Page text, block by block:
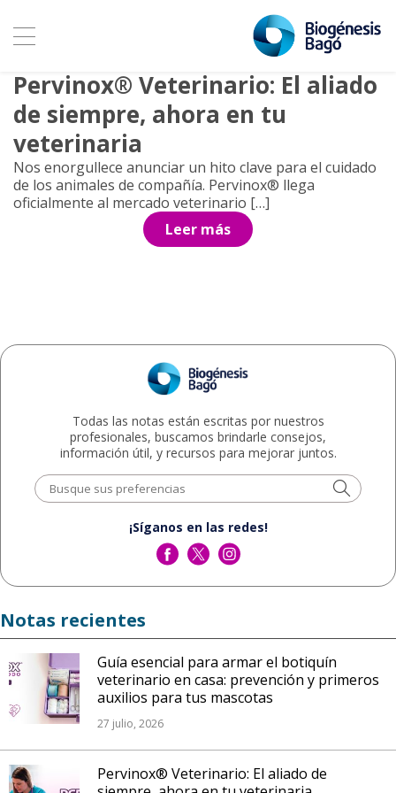
Archivo de etiquetas:
iodopovidona
Pervinox® Veterinario: El aliado
de siempre, ahora en tu
veterinaria
Nos enorgullece anunciar un hito clave para el cuidado
de los animales de compañía. Pervinox® llega
oficialmente al mercado veterinario […]
Leer más
Todas las notas están escritas por nuestros
profesionales, buscamos brindarle consejos,
información útil, y recursos para mejorar juntos.
¡Síganos en las redes!
Notas recientes
Guía esencial para armar el botiquín
veterinario en casa: prevención y primeros
auxilios para tus mascotas
27 julio, 2026
Pervinox® Veterinario: El aliado de